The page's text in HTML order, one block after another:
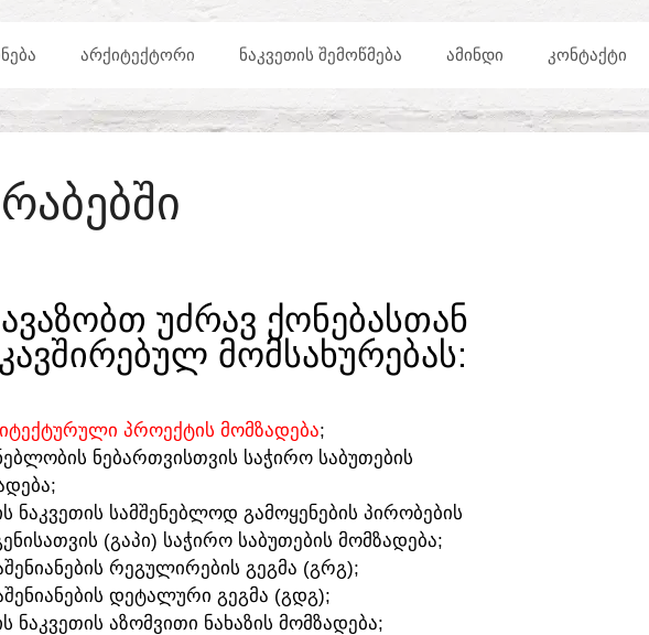
ᲐᲠᲥᲘᲢᲔᲥᲢᲝᲠᲘ ᲜᲐᲙᲕᲔᲗᲘᲡ ᲨᲔᲛᲝᲬᲛᲔᲑᲐ ᲐᲛᲘᲜᲓᲘ ᲙᲝᲜᲢᲐᲥᲢᲘ
ᲣᲫᲠᲐᲕ ᲥᲝᲜᲔᲑᲐᲡᲗᲐᲜ
ᲛᲝᲛᲡᲐᲮᲣᲠᲔᲑᲐᲡ:​
ᲞᲠᲝᲔᲥᲢᲘᲡ ᲛᲝᲛᲖᲐᲓᲔᲑᲐ;
ᲜᲔᲑᲐᲠᲗᲕᲘᲡᲗᲕᲘᲡ ᲡᲐᲭᲘᲠᲝ ᲡᲐᲑᲣᲗᲔᲑᲘᲡ
ᲜᲐᲙᲕᲔᲗᲘᲡ ᲡᲐᲛᲨᲔᲜᲔᲑᲚᲝᲓ ᲒᲐᲛᲝᲧᲔᲜᲔᲑᲘᲡ ᲞᲘᲠᲝᲑᲔᲑᲘᲡ
(ᲒᲐᲞᲘ) ᲡᲐᲭᲘᲠᲝ ᲡᲐᲑᲣᲗᲔᲑᲘᲡ ᲛᲝᲛᲖᲐᲓᲔᲑᲐ;
ᲠᲔᲒᲣᲚᲘᲠᲔᲑᲘᲡ ᲒᲔᲒᲛᲐ (ᲒᲠᲒ);
ᲓᲔᲢᲐᲚᲣᲠᲘ ᲒᲔᲒᲛᲐ (ᲒᲓᲒ);
ᲜᲐᲙᲕᲔᲗᲘᲡ ᲐᲖᲝᲛᲕᲘᲗᲘ ᲜᲐᲮᲐᲖᲘᲡ ᲛᲝᲛᲖᲐᲓᲔᲑᲐ;